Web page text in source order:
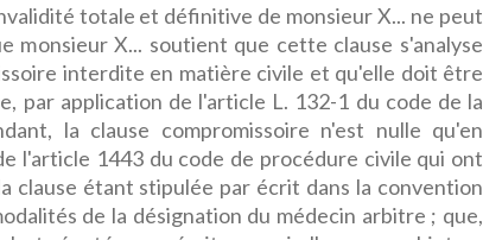
totale et définitive de monsieur X... ne peut
monsieur X... soutient que cette clause s'analyse
interdite en matière civile et qu'elle doit être
par application de l'article L. 132-1 du code de la
la clause compromissoire n'est nulle qu'en
l'article 1443 du code de procédure civile qui ont
clause étant stipulée par écrit dans la convention
de la désignation du médecin arbitre ; que,